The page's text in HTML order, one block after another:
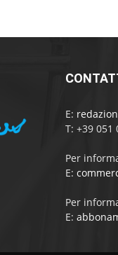
E:
T: +39 051
Per
E:
Per
E: